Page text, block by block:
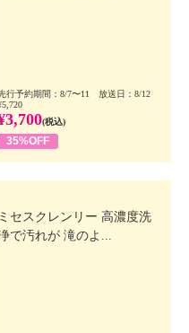
行予約期間：8/7〜11 放送日：8/12
(税込)
35%OFF
ミセスクレンリー 高濃度洗
で汚れが 滝のよ...